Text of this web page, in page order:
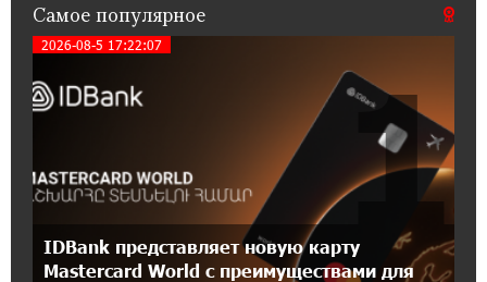
При поддержке Ucom в спортивной школе
Вайка установлена солнечная
электростанция мощностью 15 кВт
Новые финансовые навыки на «Давидбекских
Кругом война. А вас вводят в заблуждение.
Аршак Карапетян
Самое популярное
2026-08-5 17:22:07
IDBank представляет новую карту
Mastercard World с преимуществами для
1